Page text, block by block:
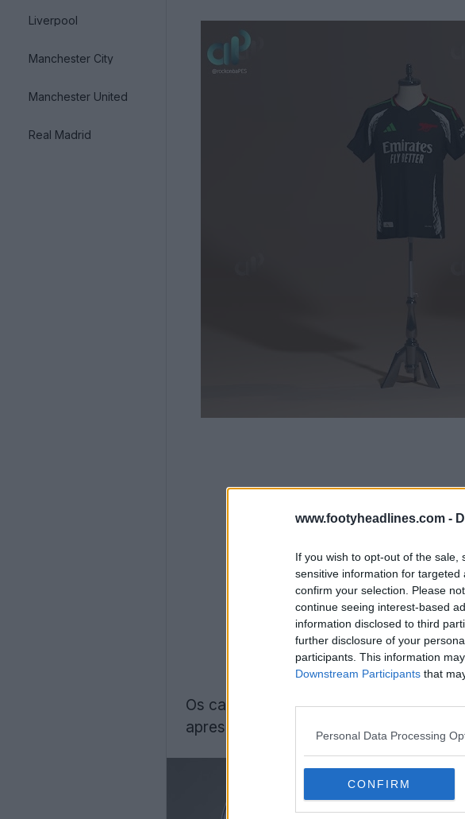
www.footyheadlines.com -
If you wish to opt-out of the
sensitive information for
confirm your selection. Please
continue seeing interest-based
information disclosed to third
further disclosure of your
participants. This information
Downstream Participants that
Personal Data Processing
CONFIRM
Liverpool
Manchester City
Manchester United
Real Madrid
Os camisas do Arsenal 24-25 têm,
apresentar o logótipo
Adidas ampliado,